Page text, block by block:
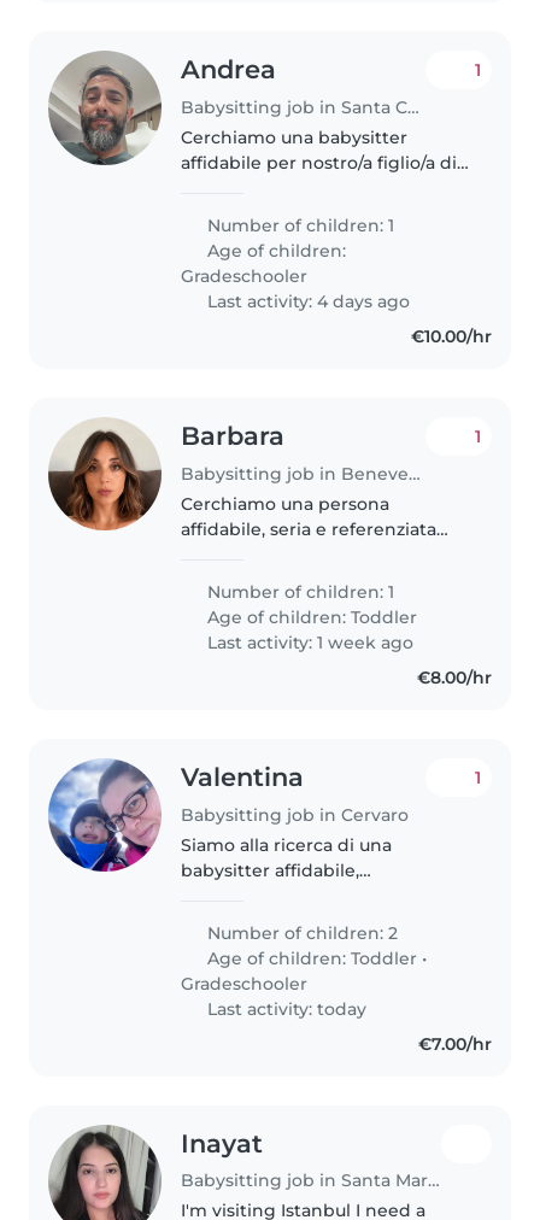
Andrea
Babysitting job in Santa Croce Camerina
1
Cerchiamo una babysitter
affidabile per nostro/a figlio/a di
affettuoso/a. Deve essere a suo
agio con animali. Scriveteci per
un incontro conoscitivo!
Number of children: 1
Age of children:
Gradeschooler
Last activity: 4 days ago
€10.00/hr
Barbara
Babysitting job in Benevento
1
Cerchiamo una persona
affidabile, seria e referenziata
gestione della casa e di una
bambina di 21 mesi e di una
neonata in arrivo. Offriamo
contratto in..
Number of children: 1
Age of children:Toddler
Last activity: 1 week ago
€8.00/hr
Valentina
Babysitting job in Cervaro
1
Siamo alla ricerca di una
babysitter affidabile,
bambini di 3 e 6 anni. Cerchiamo
una persona con esperienza con
i bambini,..
Number of children: 2
Age of children:Toddler •
Gradeschooler
Last activity: today
€7.00/hr
Inayat
Babysitting job in Santa Margherita di Belice
I'm visiting Istanbul I need a